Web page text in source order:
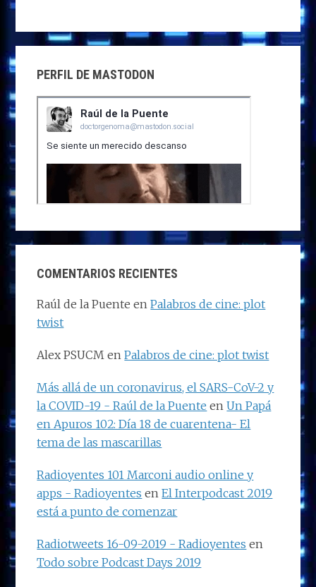
PERFIL DE MASTODON
COMENTARIOS RECIENTES
Raúl de la Puente enPalabros de cine: plot
twist
Alex PSUCM enPalabros de cine: plot twist
Más allá de un coronavirus, el SARS-CoV-2 y
la COVID-19 - Raúl de la Puente enUn Papá
en Apuros 102: Día 18 de cuarentena- El
tema de las mascarillas
Radioyentes 101 Marconi audio online y
apps - Radioyentes enEl Interpodcast 2019
está a punto de comenzar
Radiotweets 16-09-2019 - Radioyentes en
Todo sobre Podcast Days 2019